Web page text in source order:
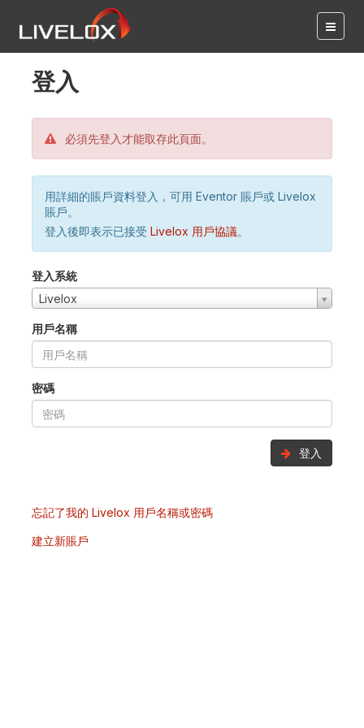
登入
必須先登入才能取存此頁面。
用詳細的賬戶資料登入，可用 Eventor 賬戶或 Livelox
賬戶。
登入後即表示已接受 Livelox 用戶協議。
登入系統
Livelox
用戶名稱
密碼
登入
忘記了我的 Livelox 用戶名稱或密碼
建立新賬戶